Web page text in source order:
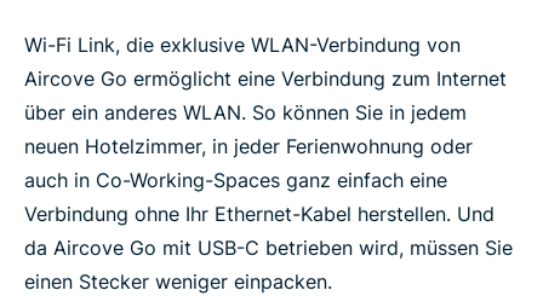
Wi-Fi Link, die exklusive WLAN-Verbindung von
Aircove Go ermöglicht eine Verbindung zum Internet
über ein anderes WLAN. So können Sie in jedem
neuen Hotelzimmer, in jeder Ferienwohnung oder
auch in Co-Working-Spaces ganz einfach eine
Verbindung ohne Ihr Ethernet-Kabel herstellen. Und
da Aircove Go mit USB-C betrieben wird, müssen Sie
einen Stecker weniger einpacken.